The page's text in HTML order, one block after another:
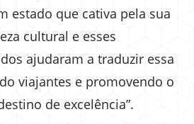
estado que cativa pela sua
cultural e esses
ajudaram a traduzir essa
viajantes e promovendo o
de excelência”.